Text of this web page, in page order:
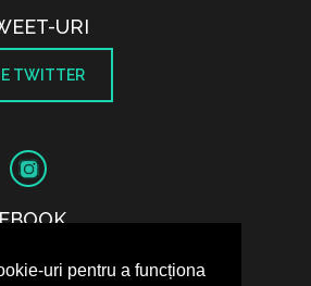
uri pentru a funcționa
URI
TWITTER